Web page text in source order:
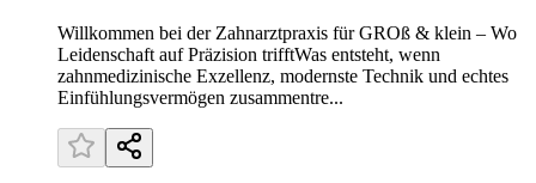
Willkommen bei der Zahnarztpraxis für GROß & klein – Wo
Leidenschaft auf Präzision trifftWas entsteht, wenn
zahnmedizinische Exzellenz, modernste Technik und echtes
Einfühlungsvermögen zusammentre...